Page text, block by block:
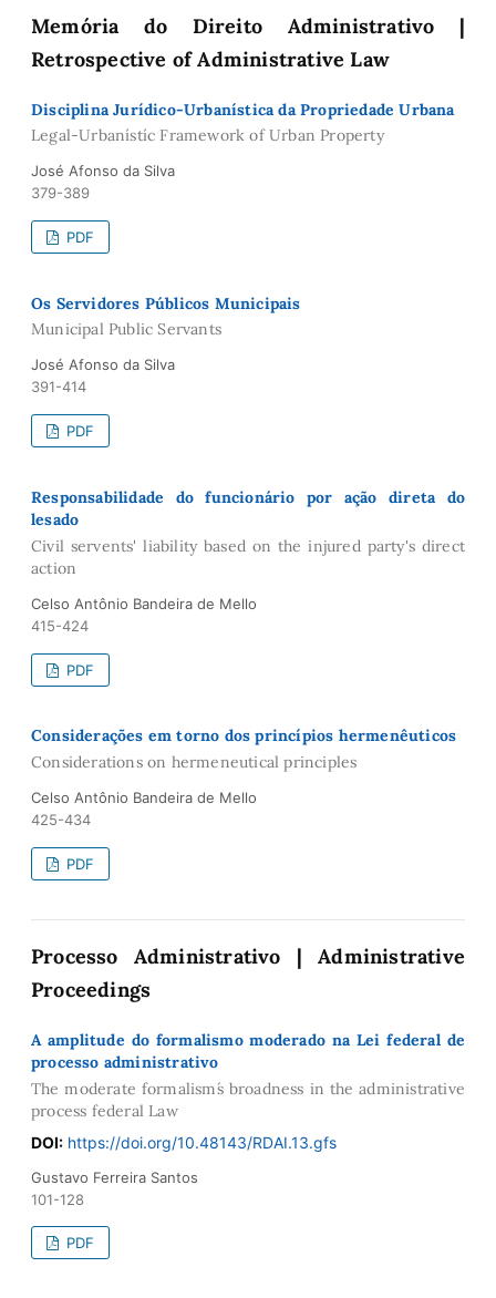
Memória do Direito Administrativo |
Retrospective of Administrative Law
Disciplina Jurídico-Urbanística da Propriedade Urbana
Legal-Urbanístíc Framework of Urban Property
José Afonso da Silva
379-389
PDF
Os Servidores Públicos Municipais
Municipal Public Servants
José Afonso da Silva
391-414
PDF
Responsabilidade do funcionário por ação direta do
lesado
Civil servents' liability based on the injured party's direct
action
Celso Antônio Bandeira de Mello
415-424
PDF
Considerações em torno dos princípios hermenêuticos
Considerations on hermeneutical principles
Celso Antônio Bandeira de Mello
425-434
PDF
Processo Administrativo | Administrative
Proceedings
A amplitude do formalismo moderado na Lei federal de
processo administrativo
The moderate formalism´s broadness in the administrative
process federal Law
DOI: https://doi.org/10.48143/RDAI.13.gfs
Gustavo Ferreira Santos
101-128
PDF